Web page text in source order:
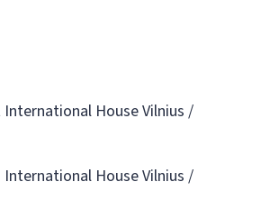
House Vilnius /
International House Vilnius /